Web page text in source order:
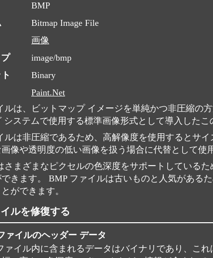
BMP
Bitmap Image File
画像
image/bmp
Binary
Paint.Net
ルは、ビットマップ イメージを単純かつ非圧縮の
システムで使用する標準画像形式として導入した
ルは非圧縮であるため、高解像度を使用するとサ
像や透明度の低い画像を扱う場合に代替として使
さまざまなピクセルの色深度をサポートしている
できます。 BMP ファイルは古いものと人気がある
ができます。
ルを修復する
ァイルのヘッダー データ
ァイル内に含まれるデータはバイナリであり、こ